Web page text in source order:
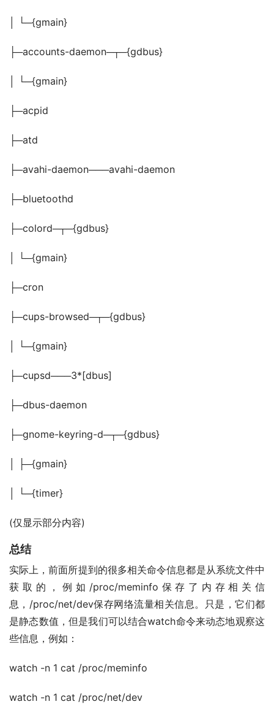
│ └─{gmain}
├─accounts-daemon─┬─{gdbus}
│ └─{gmain}
├─acpid
├─atd
├─avahi-daemon───avahi-daemon
├─bluetoothd
├─colord─┬─{gdbus}
│ └─{gmain}
├─cron
├─cups-browsed─┬─{gdbus}
│ └─{gmain}
├─cupsd───3*[dbus]
├─dbus-daemon
├─gnome-keyring-d─┬─{gdbus}
│ ├─{gmain}
│ └─{timer}
(仅显示部分内容)
总结
实际上，前面所提到的很多相关命令信息都是从系统文件中
获取的，例如/proc/meminfo保存了内存相关信
息，/proc/net/dev保存网络流量相关信息。只是，它们都
是静态数值，但是我们可以结合watch命令来动态地观察这
些信息，例如：
watch -n 1 cat /proc/meminfo
watch -n 1 cat /proc/net/dev